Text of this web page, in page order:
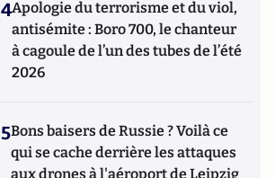
4Apologie du terrorisme et du viol,
antisémite : Boro 700, le chanteur
à cagoule de l’un des tubes de l’été
2026
5Bons baisers de Russie ? Voilà ce
qui se cache derrière les attaques
aux drones à l'aéroport de Leipzig